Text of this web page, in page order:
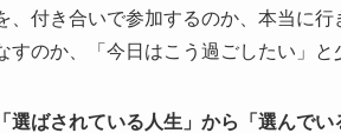
、付き合いで参加するのか、本当に行
のか、「今日はこう過ごしたい」と
「選ばされている人生」から「選んで